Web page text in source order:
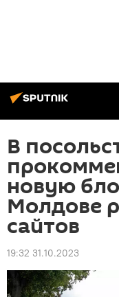
В
новую
Молдове
сайтов
19:32 31.10.2023